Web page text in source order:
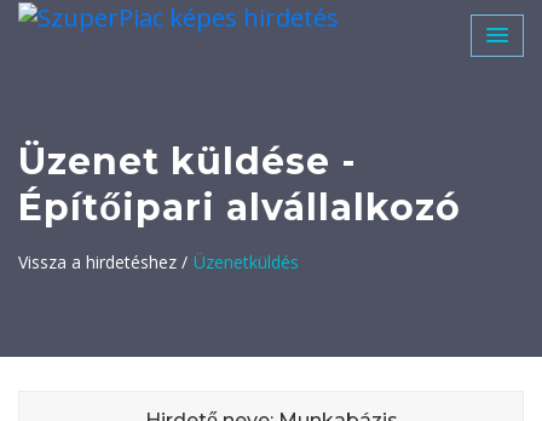
Üzenet küldése -
Építőipari alvállalkozó
Vissza a hirdetéshez / Üzenetküldés